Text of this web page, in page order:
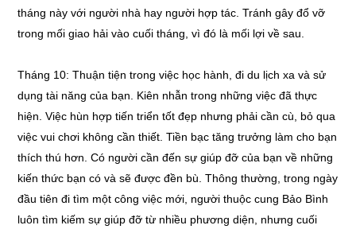
tháng này với người nhà hay người hợp tác. Tránh gây đổ vỡ
trong mối giao hải vào cuối tháng, vì đó là mối lợi về sau.
Tháng 10: Thuận tiện trong việc học hành, đi du lịch xa và sử
dụng tài năng của bạn. Kiên nhẫn trong những việc đã thực
hiện. Việc hùn hợp tiến triển tốt đẹp nhưng phải cần cù, bỏ qua
việc vui chơi không cần thiết. Tiền bạc tăng trưởng làm cho bạn
thích thú hơn. Có người cần đến sự giúp đỡ của bạn về những
kiến thức bạn có và sẽ được đền bù. Thông thường, trong ngày
đầu tiên đi tìm một công việc mới, người thuộc cung Bảo Bình
luôn tìm kiếm sự giúp đỡ từ nhiều phương diện, nhưng cuối